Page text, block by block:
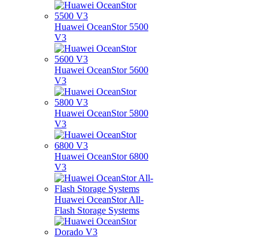
Huawei OceanStor 5500
V3
Huawei OceanStor 5600
V3
Huawei OceanStor 5800
V3
Huawei OceanStor 6800
V3
Huawei OceanStor All-
Flash Storage Systems